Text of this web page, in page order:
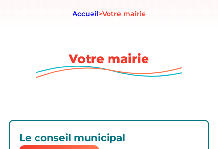
Accueil>Votre mairie
Votre mairie
Le conseil municipal